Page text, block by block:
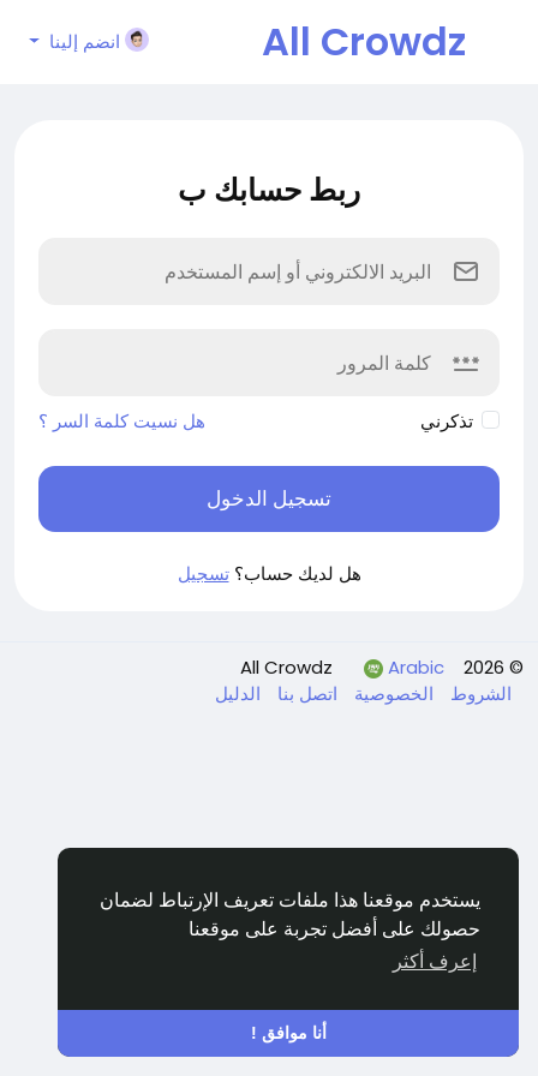
يستخدم موقعنا هذا ملفات تعريف الإرتباط لضمان
حصولك على أفضل تجربة على موقعنا
إعرف أكثر
أنا موافق !
All Crowdz انضم إلينا
ربط حسابك ب
تذكرني هل نسيت كلمة السر ؟
تسجيل الدخول
هل لديك حساب؟تسجيل
© 2026 All Crowdz
Arabic
الشروط
الخصوصية اتصل بنا الدليل